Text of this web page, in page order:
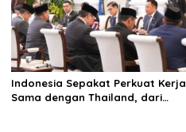
Indonesia Sepakat Perkuat Kerja
Sama dengan Thailand, dari